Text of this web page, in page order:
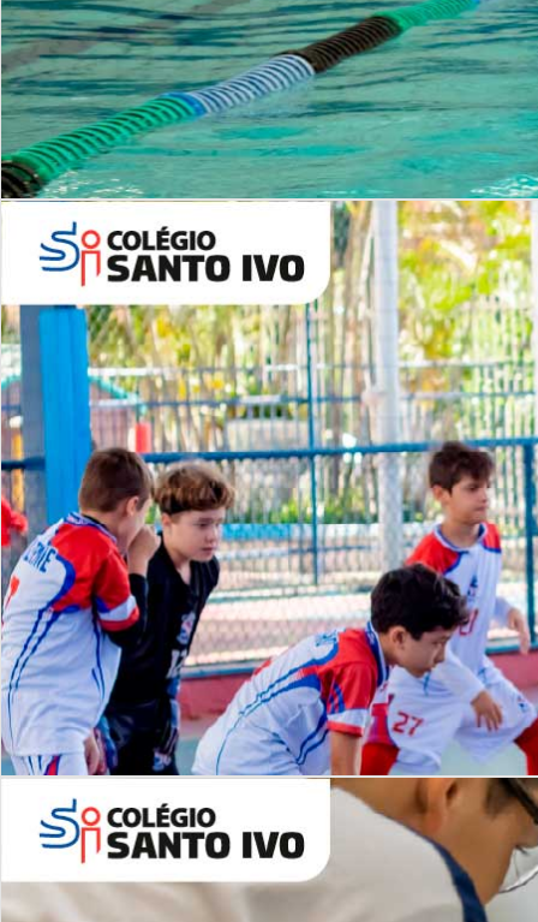
Período Integral | Saiba mais
Desafios | Saiba mais
INSTITUCIONAL
Lista de vídeos
NOSSOCANAL